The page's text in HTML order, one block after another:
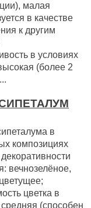
малая
в качестве
к другим
в условиях
(более 2
в
композициях
вечнозелёное,
цветка в
средняя (способен